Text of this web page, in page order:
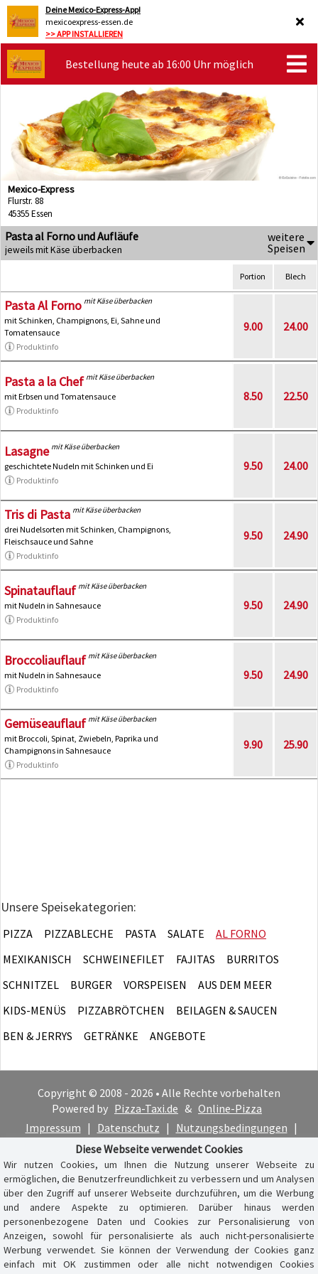
Deine Mexico-Express-App!
mexicoexpress-essen.de
>> APP INSTALLIEREN
Bestellung heute ab 16:00 Uhr möglich
Mexico-Express
Flurstr. 88
45355 Essen
Pasta al Forno und Aufläufe
jeweils mit Käse überbacken
weitere
Speisen
Portion Blech
Pasta Al Forno mit Käse überbacken
mit Schinken, Champignons, Ei, Sahne und
Tomatensauce
Produktinfo
9.00 24.00
Pasta a la Chef mit Käse überbacken
mit Erbsen und Tomatensauce
Produktinfo
8.50 22.50
Lasagne mit Käse überbacken
geschichtete Nudeln mit Schinken und Ei
Produktinfo
9.50 24.00
Tris di Pasta mit Käse überbacken
drei Nudelsorten mit Schinken, Champignons,
Fleischsauce und Sahne
Produktinfo
9.50 24.90
Spinatauflauf mit Käse überbacken
mit Nudeln in Sahnesauce
Produktinfo
9.50 24.90
Broccoliauflauf mit Käse überbacken
mit Nudeln in Sahnesauce
Produktinfo
9.50 24.90
Gemüseauflauf mit Käse überbacken
mit Broccoli, Spinat, Zwiebeln, Paprika und
Champignons in Sahnesauce
Produktinfo
9.90 25.90
Unsere Speisekategorien:
PIZZA PIZZABLECHE PASTA SALATE
AL FORNO
MEXIKANISCH
SCHWEINEFILET FAJITAS
BURRITOS
SCHNITZEL
BURGER VORSPEISEN
AUS DEM MEER
KIDS-MENÜS
PIZZABRÖTCHEN
BEILAGEN & SAUCEN
BEN & JERRYS
GETRÄNKE ANGEBOTE
Copyright © 2008 - 2026 • Alle Rechte vorbehalten
Powered by Pizza-Taxi.de & Online-Pizza
Impressum | Datenschutz | Nutzungsbedingungen |
Cookie-Hinweis
Diese Webseite verwendet Cookies
Wir nutzen Cookies, um Ihnen die Nutzung unserer Webseite zu
ermöglichen, die Benutzerfreundlichkeit zu verbessern und um Analysen
über den Zugriff auf unserer Webseite durchzuführen, um die Werbung
und andere Aspekte zu optimieren. Darüber hinaus werden
personenbezogene Daten und Cookies zur Personalisierung von
Anzeigen, sowohl für personalisierte als auch nicht-personalisierte
Werbung verwendet. Sie können der Verwendung der Cookies ganz
einfach mit OK zustimmen oder alle nicht notwendigen Cookies